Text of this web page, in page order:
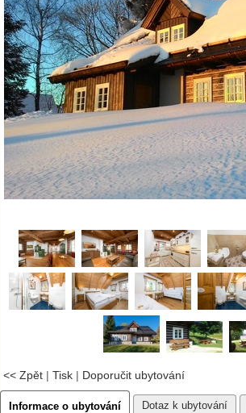
<< Zpět | Tisk | Doporučit ubytování
Informace o ubytování Dotaz k ubytování